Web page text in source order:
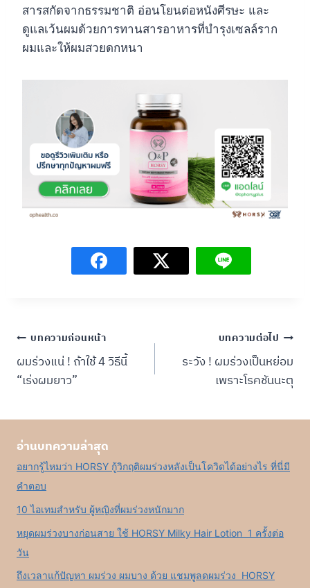
สารสกัดจากธรรมชาติ อ่อนโยนต่อหนังศีรษะ และ
ดูแลเว้นผมด้วยการทานสารอาหารที่บำรุงเซลล์ราก
ผมและให้ผมสวยดกหนา
แนะแนว
เรื่อง
บทความก่อนหน้า
ผมร่วงแน่ ! ถ้าใช้ 4 วิธีนี้
“เร่งผมยาว”
บทความต่อไป
ระวัง ! ผมร่วงเป็นหย่อม
เพราะโรคชันนะตุ
อ่านบทความล่าสุด
อยากรู้ไหมว่า HORSY กู้วิกฤติผมร่วงหลังเป็นโควิดได้อย่างไร ที่นี่มี
คำตอบ
10 ไอเทมสำหรับ ผู้หญิงที่ผมร่วงหนักมาก
หยุดผมร่วงบางก่อนสาย ใช้ HORSY Milky Hair Lotion 1 ครั้งต่อ
วัน
ถึงเวลาแก้ปัญหา ผมร่วง ผมบาง ด้วย แชมพูลดผมร่วง HORSY